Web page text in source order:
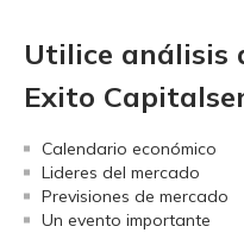
Utilice análisis
Exito
Calendario económico
Lideres del mercado
Previsiones de mercado
Un evento importante